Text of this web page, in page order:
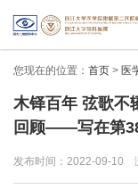
您现在的位置： 首页 > 医
木铎百年 弦歌不
回顾——写在第
发布时间：2022-09-10